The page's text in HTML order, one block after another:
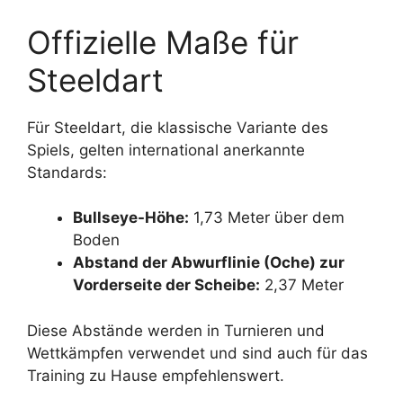
Offizielle Maße für
Steeldart
Für Steeldart, die klassische Variante des
Spiels, gelten international anerkannte
Standards:
Bullseye-Höhe: 1,73 Meter über dem
Boden
Abstand der Abwurflinie (Oche) zur
Vorderseite der Scheibe: 2,37 Meter
Diese Abstände werden in Turnieren und
Wettkämpfen verwendet und sind auch für das
Training zu Hause empfehlenswert.